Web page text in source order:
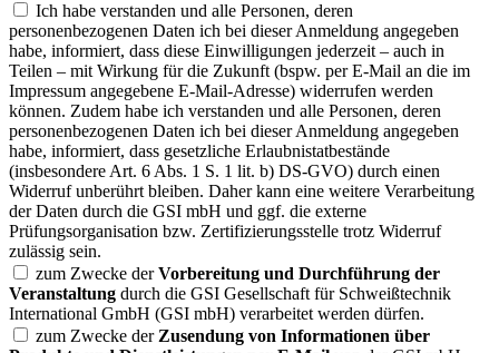
Ich habe verstanden und alle Personen, deren
personenbezogenen Daten ich bei dieser Anmeldung angegeben
habe, informiert, dass diese Einwilligungen jederzeit – auch in
Teilen – mit Wirkung für die Zukunft (bspw. per E-Mail an die im
Impressum angegebene E-Mail-Adresse) widerrufen werden
können. Zudem habe ich verstanden und alle Personen, deren
personenbezogenen Daten ich bei dieser Anmeldung angegeben
habe, informiert, dass gesetzliche Erlaubnistatbestände
(insbesondere Art. 6 Abs. 1 S. 1 lit. b) DS-GVO) durch einen
Widerruf unberührt bleiben. Daher kann eine weitere Verarbeitung
der Daten durch die GSI mbH und ggf. die externe
Prüfungsorganisation bzw. Zertifizierungsstelle trotz Widerruf
zulässig sein.
zum Zwecke derVorbereitung und Durchführung der
Veranstaltung durch die GSI Gesellschaft für Schweißtechnik
International GmbH (GSI mbH) verarbeitet werden dürfen.
zum Zwecke der Zusendung von Informationen über